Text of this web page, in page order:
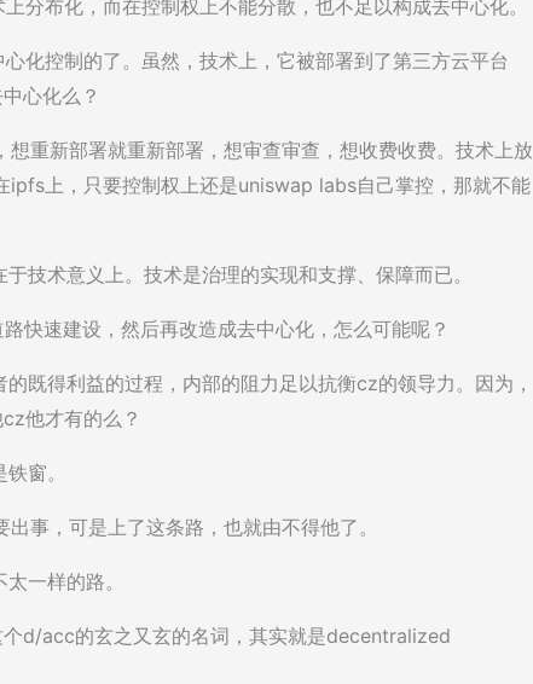
分布化，而在控制权上不能分散，也不足以构成去中心化。
化控制的了。虽然，技术上，它被部署到了第三方云平台
心化么？
重新部署就重新部署，想审查审查，想收费收费。技术上放
上，只要控制权上还是uniswap labs自己掌控，那就不能
技术意义上。技术是治理的实现和支撑、保障而已。
快速建设，然后再改造成去中心化，怎么可能呢？
既得利益的过程，内部的阻力足以抗衡cz的领导力。因为，
他才有的么？
窗。
事，可是上了这条路，也就由不得他了。
一样的路。
d/acc的玄之又玄的名词，其实就是decentralized